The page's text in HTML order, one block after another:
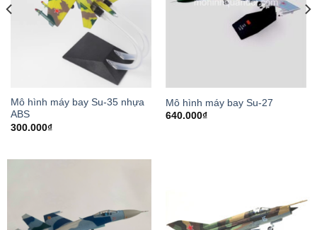
Mô hình máy bay Su-35 nhựa
ABS
300.000₫
Mô hình máy bay Su-27
640.000₫